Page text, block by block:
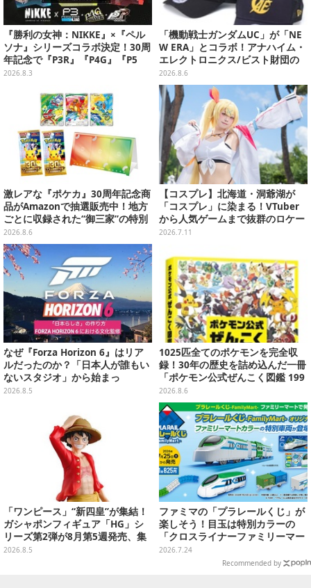
『勝利の女神：NIKKE』×『ペル
ソナ』シリーズコラボ決定！30周
年記念で『P3R』『P4G』『P5
R』の3作品参戦
2026.8.3
「機動戦士ガンダムUC」が「NE
W ERA」とコラボ！アナハイム・
エレクトロニクス/ビスト財団の
キャップが予約開始
2026.8.6
激レアな『ポケカ』30周年記念商
品がAmazonで抽選販売中！地方
ごとに収録された“御三家”の特別
カード
2026.8.6
【コスプレ】北海道・洞爺湖が
「コスプレ」に染まる！VTuber
から人気ゲームまで抜群のロケー
ションも必見な美女レイヤー10選
2026.7.11
なぜ『Forza Horizon 6』はリア
ルだったのか？「日本人が誰もい
ないスタジオ」から始まっ
た、“生活感のある日本"の作り方
2026.8.5
1025匹全てのポケモンを完全収
録！30年の歴史を詰め込んだ一冊
「ポケモン公式ぜんこく図鑑 199
6-2026」が大ボリューム
2026.8.6
「ワンピース」“新四皇”が集結！
ガシャポンフィギュア「HG」シ
リーズ第2弾が8月第5週発売、集
めて並べたくなるクオリティ
2026.8.5
ファミマの「プラレールくじ」が
楽しそう！目玉は特別カラーの
「クロスライナーファミリーマー
ト号」、その他ライナップも注目
2026.7.24
Recommended by